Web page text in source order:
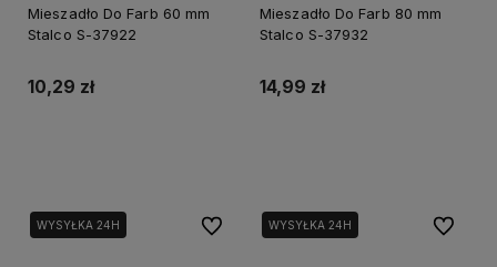
Mieszadło Do Farb 60 mm
Stalco S-37922
10,29 zł
Mieszadło Do Farb 80 mm
Stalco S-37932
14,99 zł
WYSYŁKA 24H Do ulubionychWYSYŁKA 24H Do